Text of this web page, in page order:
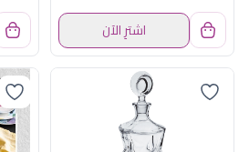
اشترِ الآن